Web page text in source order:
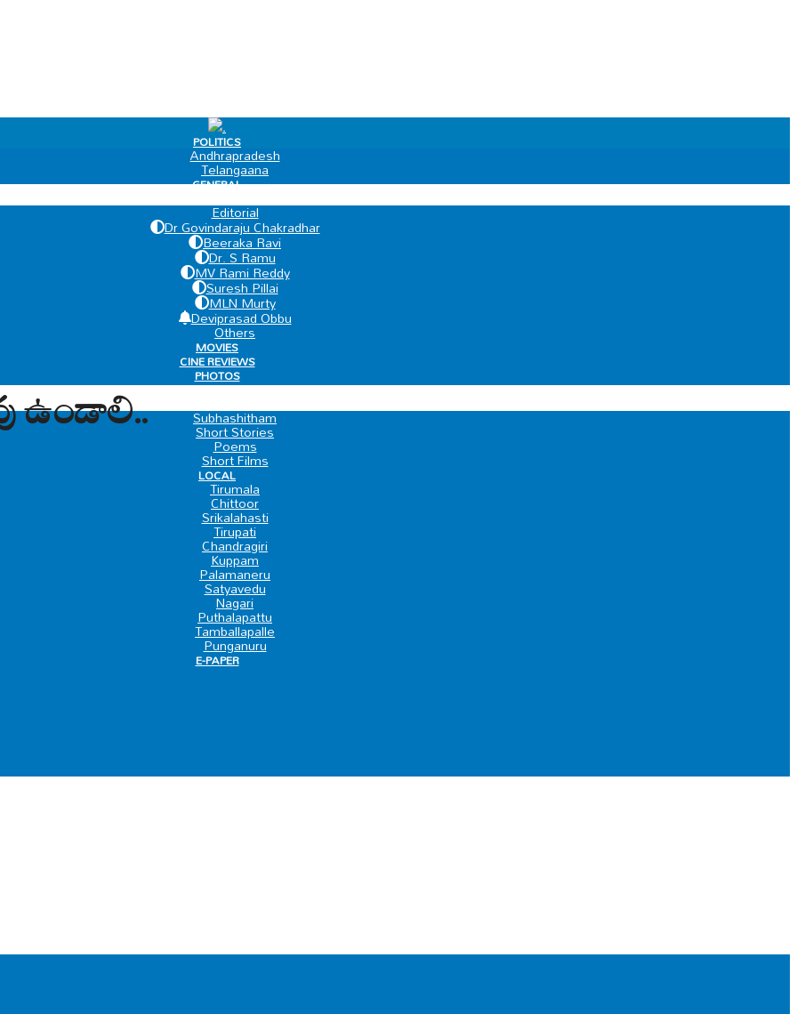
.
POLITICS
Andhrapradesh
Telangaana
GENERAL
Editorial
Dr Govindaraju Chakradhar
Beeraka Ravi
Dr. S Ramu
MV Rami Reddy
Suresh Pillai
MLN Murty
Deviprasad Obbu
Others
MOVIES
CINE REVIEWS
PHOTOS
VIDEOS
Subhashitham
Short Stories
Poems
Short Films
LOCAL
Tirumala
Chittoor
Srikalahasti
Tirupati
Chandragiri
Kuppam
Palamaneru
Satyavedu
Nagari
Puthalapattu
Tamballapalle
Punganuru
E-PAPER
ఉండాలి..